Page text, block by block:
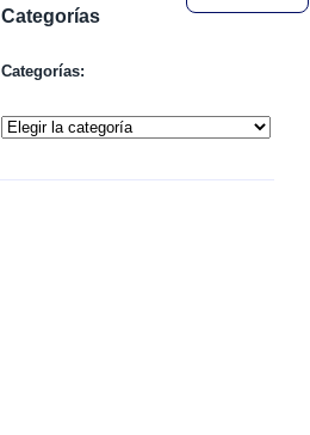
Categorías
Categorías: